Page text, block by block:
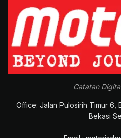
Catatan
Office: Jalan Pulosirih Timur 6,
Bekasi